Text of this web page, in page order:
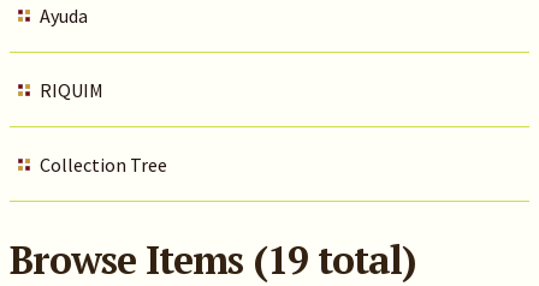
Ayuda
RIQUIM
Collection Tree
Browse Items (19 total)